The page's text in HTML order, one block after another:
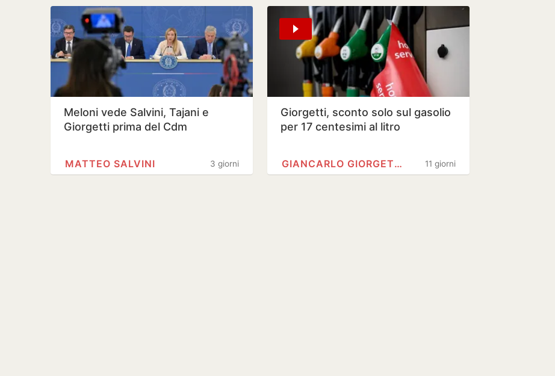
Meloni vede Salvini, Tajani e
Giorgetti prima del Cdm
3 giorni
MATTEO SALVINI
Giorgetti, sconto solo sul gasolio
per 17 centesimi al litro
11 giorni
GIANCARLO GIORGETTI